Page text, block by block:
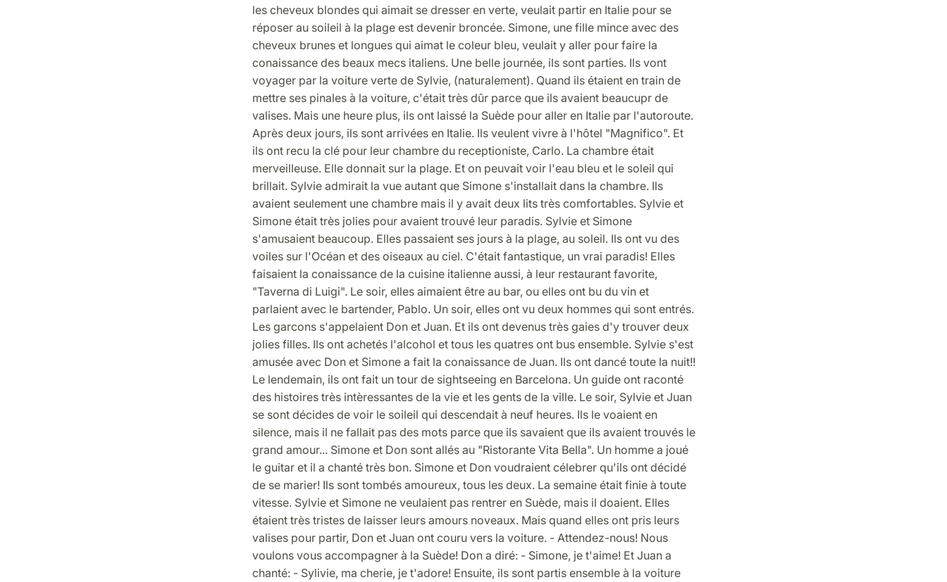
les cheveux blondes qui aimait se dresser en verte, veulait partir en Italie pour se
réposer au soileil à la plage est devenir broncée. Simone, une fille mince avec des
cheveux brunes et longues qui aimat le coleur bleu, veulait y aller pour faire la
conaissance des beaux mecs italiens. Une belle journée, ils sont parties. Ils vont
voyager par la voiture verte de Sylvie, (naturalement). Quand ils étaient en train de
mettre ses pinales à la voiture, c'était très dûr parce que ils avaient beaucupr de
valises. Mais une heure plus, ils ont laissé la Suède pour aller en Italie par l'autoroute.
Après deux jours, ils sont arrivées en Italie. Ils veulent vivre à l'hôtel "Magnifico". Et
ils ont recu la clé pour leur chambre du receptioniste, Carlo. La chambre était
merveilleuse. Elle donnait sur la plage. Et on peuvait voir l'eau bleu et le soleil qui
brillait. Sylvie admirait la vue autant que Simone s'installait dans la chambre. Ils
avaient seulement une chambre mais il y avait deux lits très comfortables. Sylvie et
Simone était très jolies pour avaient trouvé leur paradis. Sylvie et Simone
s'amusaient beaucoup. Elles passaient ses jours à la plage, au soleil. Ils ont vu des
voiles sur l'Océan et des oiseaux au ciel. C'était fantastique, un vrai paradis! Elles
faisaient la conaissance de la cuisine italienne aussi, à leur restaurant favorite,
"Taverna di Luigi". Le soir, elles aimaient être au bar, ou elles ont bu du vin et
parlaient avec le bartender, Pablo. Un soir, elles ont vu deux hommes qui sont entrés.
Les garcons s'appelaient Don et Juan. Et ils ont devenus très gaies d'y trouver deux
jolies filles. Ils ont achetés l'alcohol et tous les quatres ont bus ensemble. Sylvie s'est
amusée avec Don et Simone a fait la conaissance de Juan. Ils ont dancé toute la nuit!!
Le lendemain, ils ont fait un tour de sightseeing en Barcelona. Un guide ont raconté
des histoires très intèressantes de la vie et les gents de la ville. Le soir, Sylvie et Juan
se sont décides de voir le soileil qui descendait à neuf heures. Ils le voaient en
silence, mais il ne fallait pas des mots parce que ils savaient que ils avaient trouvés le
grand amour... Simone et Don sont allés au "Ristorante Vita Bella". Un homme a joué
le guitar et il a chanté très bon. Simone et Don voudraient célebrer qu'ils ont décidé
de se marier! Ils sont tombés amoureux, tous les deux. La semaine était finie à toute
vitesse. Sylvie et Simone ne veulaient pas rentrer en Suède, mais il doaient. Elles
étaient très tristes de laisser leurs amours noveaux. Mais quand elles ont pris leurs
valises pour partir, Don et Juan ont couru vers la voiture. - Attendez-nous! Nous
voulons vous accompagner à la Suède! Don a diré: - Simone, je t'aime! Et Juan a
chanté: - Sylivie, ma cherie, je t'adore! Ensuite, ils sont partis ensemble à la voiture